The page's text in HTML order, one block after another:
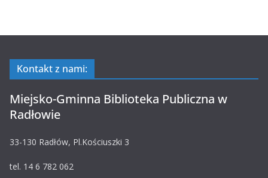
Kontakt z nami:
Miejsko-Gminna Biblioteka Publiczna w
Radłowie
33-130 Radłów, Pl.Kościuszki 3
tel. 14 6 782 062